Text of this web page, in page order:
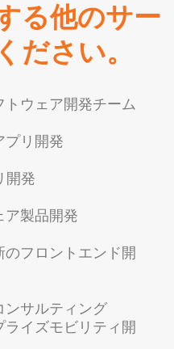
る他のサー
ださい。
トウェア開発チーム
プリ開発
開発
ア製品開発
のフロントエンド開
ンサルティング
ライズモビリティ開